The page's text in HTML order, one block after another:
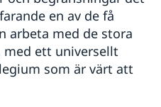
en av de få
arbeta med de stora
med ett universellt
som är värt att